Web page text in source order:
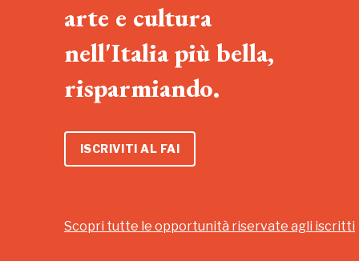
arte e cultura
nell'Italia più bella,
risparmiando.
ISCRIVITI AL FAI
Scopri tutte le opportunità riservate agli iscritti